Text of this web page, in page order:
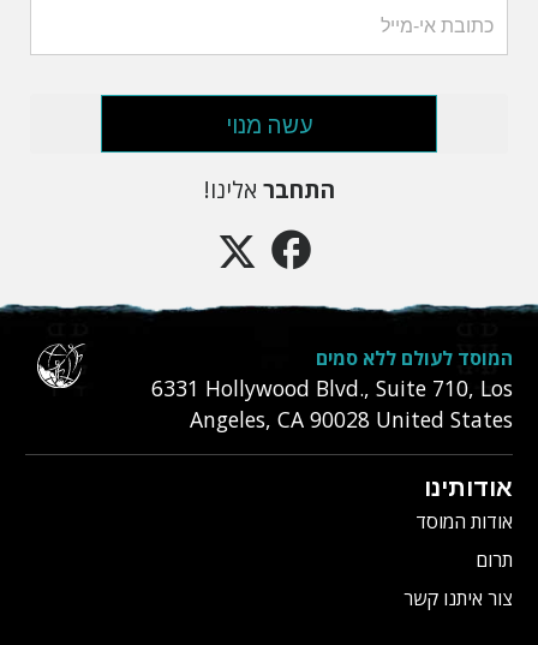
עשה מנוי
התחבר אלינו!
המוסד לעולם ללא סמים
6331‎ Hollywood Blvd., Suite 710, Los
Angeles, CA 90028 United States
אודותינו
אודות המוסד
תרום
צור איתנו קשר